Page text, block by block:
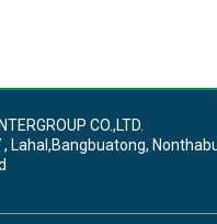
CO.,LTD.
, Lahal,Bangbuatong,